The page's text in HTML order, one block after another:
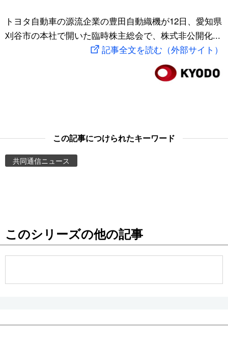
文化
動画/Live
Images
People
公式SNS
スポーツ・東京2020
トヨタ自動車の源流企業の豊田自動織機が12日、愛知県
刈谷市の本社で開いた臨時株主総会で、株式非公開化...
記事全文を読む（外部サイト）
この記事につけられたキーワード
共同通信ニュース
このシリーズの他の記事